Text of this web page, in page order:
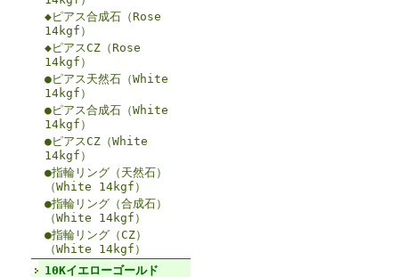
◆ピアス合成石（Rose
14kgf）
◆ピアスCZ（Rose
14kgf）
●ピアス天然石（White
14kgf）
●ピアス合成石（White
14kgf）
●ピアスCZ（White
14kgf）
●指輪リング（天然石）
（White 14kgf）
●指輪リング（合成石）
（White 14kgf）
●指輪リング（CZ）
（White 14kgf）
10Kイエローゴールド